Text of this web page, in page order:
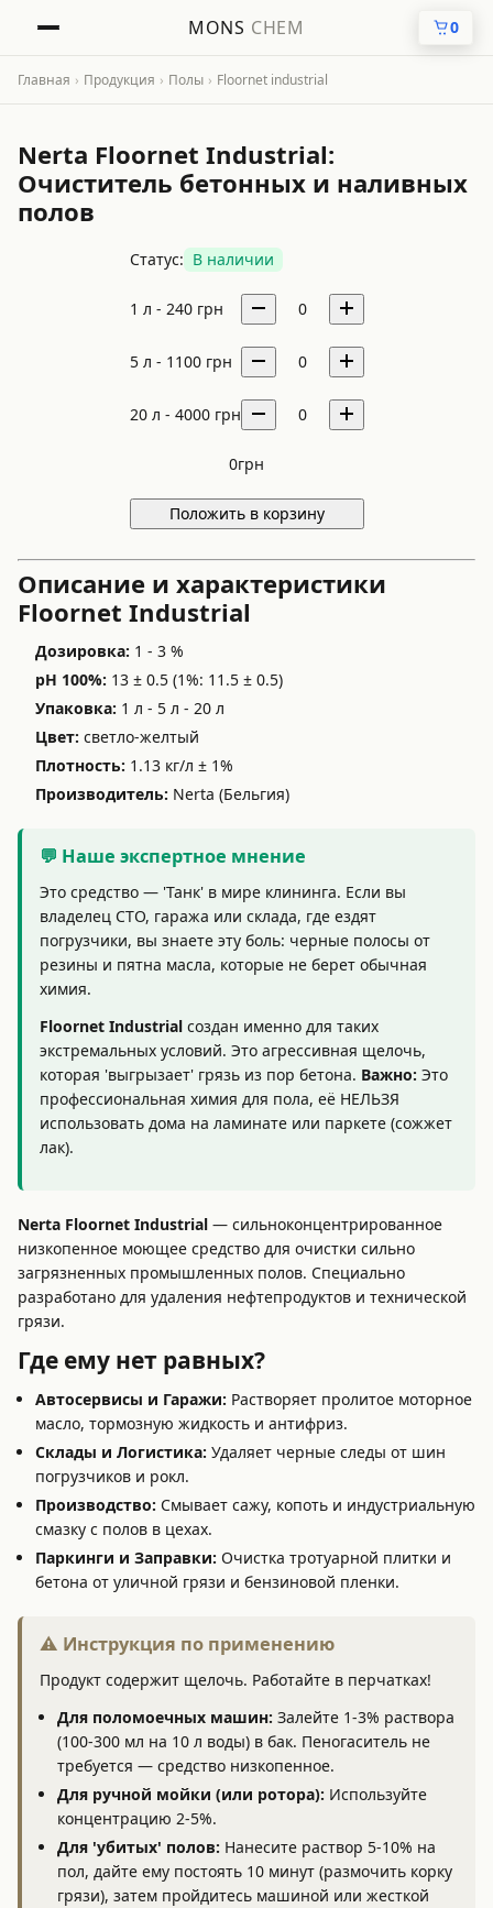
MONS CHEM 0
Главная › Продукция › Полы › Floornet industrial
Nerta Floornet Industrial:
Очиститель бетонных и наливных
полов
Статус: В наличии
1 л - 240 грн 0
5 л - 1100 грн 0
20 л - 4000 грн 0
0грн
Положить в корзину
Описание и характеристики
Floornet Industrial
Дозировка: 1 - 3 %
pH 100%: 13 ± 0.5 (1%: 11.5 ± 0.5)
Упаковка: 1 л - 5 л - 20 л
Цвет: светло-желтый
Плотность: 1.13 кг/л ± 1%
Производитель: Nerta (Бельгия)
💬 Наше экспертное мнение
Это средство — 'Танк' в мире клининга. Если вы
владелец СТО, гаража или склада, где ездят
погрузчики, вы знаете эту боль: черные полосы от
резины и пятна масла, которые не берет обычная
химия.
Floornet Industrial создан именно для таких
экстремальных условий. Это агрессивная щелочь,
которая 'выгрызает' грязь из пор бетона. Важно: Это
профессиональная химия для пола, её НЕЛЬЗЯ
использовать дома на ламинате или паркете (сожжет
лак).
Nerta Floornet Industrial — сильноконцентрированное
низкопенное моющее средство для очистки сильно
загрязненных промышленных полов. Специально
разработано для удаления нефтепродуктов и технической
грязи.
Где ему нет равных?
Автосервисы и Гаражи: Растворяет пролитое моторное
масло, тормозную жидкость и антифриз.
Склады и Логистика: Удаляет черные следы от шин
погрузчиков и рокл.
Производство: Смывает сажу, копоть и индустриальную
смазку с полов в цехах.
Паркинги и Заправки: Очистка тротуарной плитки и
бетона от уличной грязи и бензиновой пленки.
⚠️ Инструкция по применению
Продукт содержит щелочь. Работайте в перчатках!
Для поломоечных машин: Залейте 1-3% раствора
(100-300 мл на 10 л воды) в бак. Пеногаситель не
требуется — средство низкопенное.
Для ручной мойки (или ротора): Используйте
концентрацию 2-5%.
Для 'убитых' полов: Нанесите раствор 5-10% на
пол, дайте ему постоять 10 минут (размочить корку
грязи), затем пройдитесь машиной или жесткой